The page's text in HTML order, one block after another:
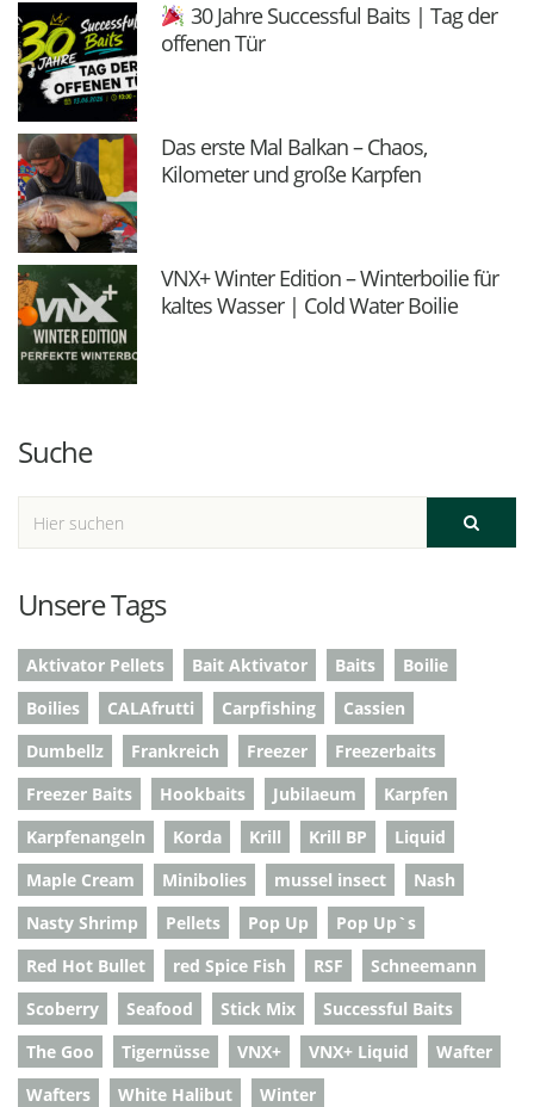
30 Jahre Successful Baits | Tag der
offenen Tür
Das erste Mal Balkan – Chaos,
Kilometer und große Karpfen
VNX+ Winter Edition – Winterboilie für
kaltes Wasser | Cold Water Boilie
Suche
Unsere Tags
Aktivator Pellets Bait Aktivator Baits
Boilie
Boilies
CALAfrutti Carpfishing
Cassien
Dumbellz
Frankreich Freezer
Freezerbaits
Freezer Baits
Hookbaits Jubilaeum
Karpfen
Karpfenangeln
Korda Krill Krill BP
Liquid
Maple Cream
Minibolies mussel insect
Nash
Nasty Shrimp
Pellets Pop Up
Pop Up`s
Red Hot Bullet
red Spice Fish RSF
Schneemann
Scoberry
Seafood Stick Mix
Successful Baits
The Goo
Tigernüsse VNX+ VNX+ Liquid
Wafter
Wafters
White Halibut Winter